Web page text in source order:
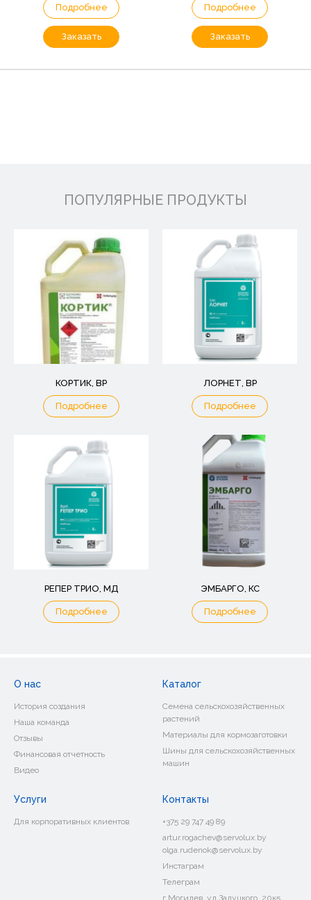
Подробнее
Заказать
Подробнее
Заказать
ПОПУЛЯРНЫЕ ПРОДУКТЫ
КОРТИК, ВР
Подробнее
ЛОРНЕТ, ВР
Подробнее
РЕПЕР ТРИО, МД
Подробнее
ЭМБАРГО, КС
Подробнее
О нас
История создания
Наша команда
Отзывы
Финансовая отчетность
Видео
Каталог
Семена сельскохозяйственных
растений
Материалы для кормозаготовки
Шины для сельскохозяйственных
машин
Услуги
Для корпоративных клиентов
Контакты
+375 29 747 49 89
artur.rogachev@servolux.by
olga.rudenok@servolux.by
Инстаграм
Телеграм
г.Могилев, ул.Залуцкого, 20к5.